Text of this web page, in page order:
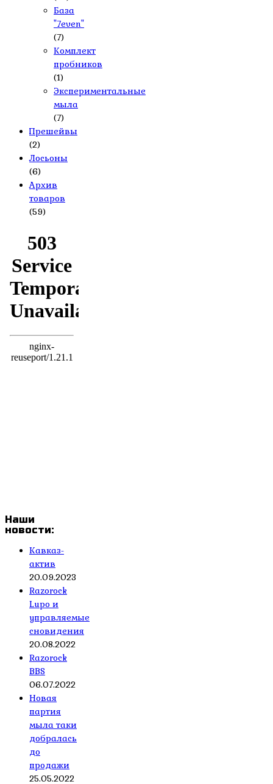
База
"7even"
(7)
Комплект
пробников
(1)
Экспериментальные
мыла
(7)
Прешейвы
(2)
Лосьоны
(6)
Архив
товаров
(59)
Наши
новости:
Кавказ-
актив
20.09.2023
Razorock
Lupo и
управляемые
сновидения
20.08.2022
Razorock
BBS
06.07.2022
Новая
партия
мыла таки
добралась
до
продажи
25.05.2022